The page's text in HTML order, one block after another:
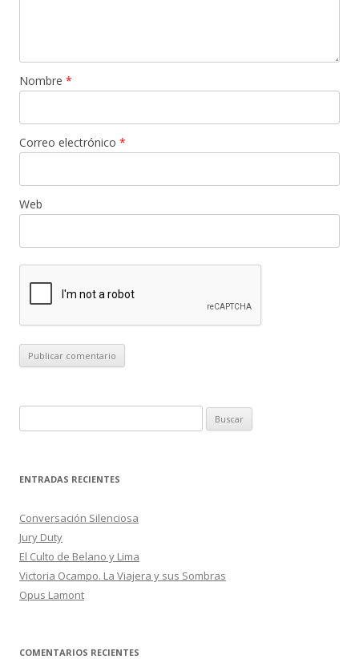
Nombre *
Correo electrónico *
Web
u
c
r
:
ENTRADAS RECIENTES
Conversación Silenciosa
Jury Duty
El Culto de Belano y Lima
Victoria Ocampo. La Viajera y sus Sombras
Opus Lamont
COMENTARIOS RECIENTES